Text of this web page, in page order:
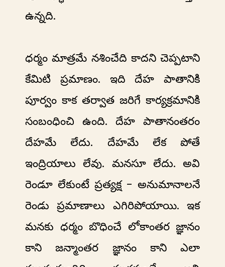
ఉన్నది.
ధర్మం మాత్రమే నశించేది కాదని చెప్పటాని
కేమిటి ప్రమాణం. ఇది దేహ పాతానికి
పూర్వం కాక తర్వాత జరిగే కార్యక్రమానికి
సంబంధించి ఉంది. దేహ పాతానంతరం
దేహమే లేదు. దేహమే లేక పోతే
ఇంద్రియాలు లేవు. మనసూ లేదు. అవి
రెండూ లేకుంటే ప్రత్యక్ష - అనుమానాలనే
రెండు ప్రమాణాలు ఎగిరిపోయాయి. ఇక
మనకు ధర్మం బొధించే లోకాంతర జ్ఞానం
కాని జన్మాంతర జ్ఞానం కాని ఎలా